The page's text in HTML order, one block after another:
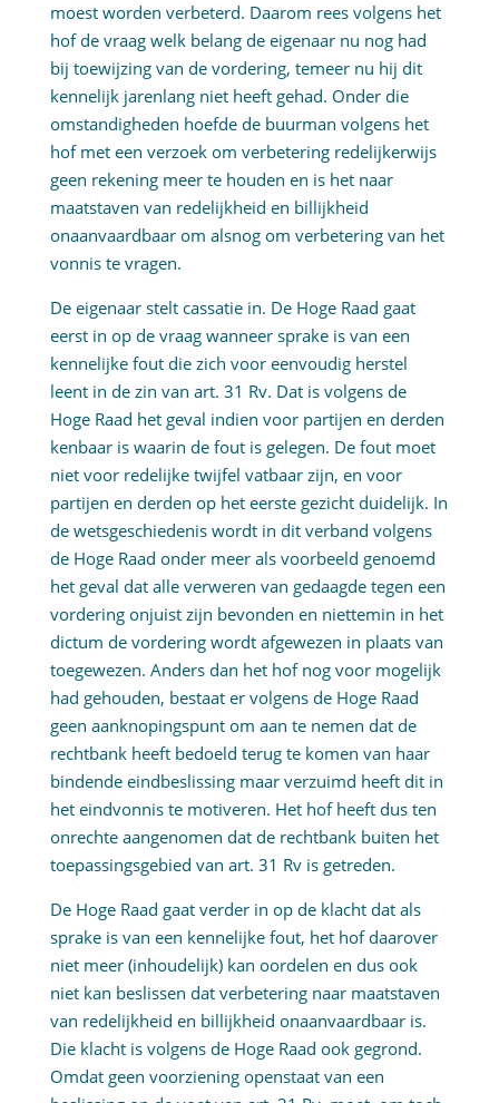
moest worden verbeterd. Daarom rees volgens het
hof de vraag welk belang de eigenaar nu nog had
bij toewijzing van de vordering, temeer nu hij dit
kennelijk jarenlang niet heeft gehad. Onder die
omstandigheden hoefde de buurman volgens het
hof met een verzoek om verbetering redelijkerwijs
geen rekening meer te houden en is het naar
maatstaven van redelijkheid en billijkheid
onaanvaardbaar om alsnog om verbetering van het
vonnis te vragen.
De eigenaar stelt cassatie in. De Hoge Raad gaat
eerst in op de vraag wanneer sprake is van een
kennelijke fout die zich voor eenvoudig herstel
leent in de zin van art. 31 Rv. Dat is volgens de
Hoge Raad het geval indien voor partijen en derden
kenbaar is waarin de fout is gelegen. De fout moet
niet voor redelijke twijfel vatbaar zijn, en voor
partijen en derden op het eerste gezicht duidelijk. In
de wetsgeschiedenis wordt in dit verband volgens
de Hoge Raad onder meer als voorbeeld genoemd
het geval dat alle verweren van gedaagde tegen een
vordering onjuist zijn bevonden en niettemin in het
dictum de vordering wordt afgewezen in plaats van
toegewezen. Anders dan het hof nog voor mogelijk
had gehouden, bestaat er volgens de Hoge Raad
geen aanknopingspunt om aan te nemen dat de
rechtbank heeft bedoeld terug te komen van haar
bindende eindbeslissing maar verzuimd heeft dit in
het eindvonnis te motiveren. Het hof heeft dus ten
onrechte aangenomen dat de rechtbank buiten het
toepassingsgebied van art. 31 Rv is getreden.
De Hoge Raad gaat verder in op de klacht dat als
sprake is van een kennelijke fout, het hof daarover
niet meer (inhoudelijk) kan oordelen en dus ook
niet kan beslissen dat verbetering naar maatstaven
van redelijkheid en billijkheid onaanvaardbaar is.
Die klacht is volgens de Hoge Raad ook gegrond.
Omdat geen voorziening openstaat van een